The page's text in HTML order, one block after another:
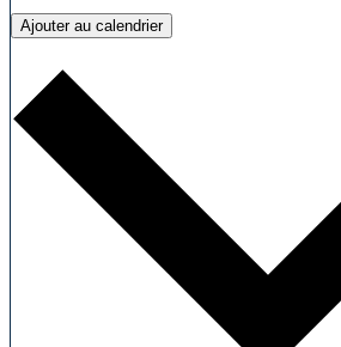
Ajouter au calendrier